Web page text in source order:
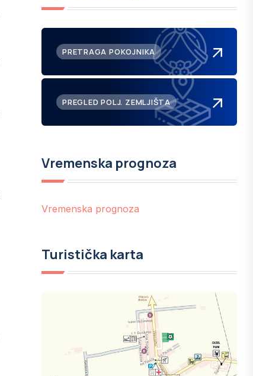
PRETRAGA POKOJNIKA
PREGLED POLJ. ZEMLJIŠTA
Vremenska prognoza
Vremenska prognoza
Turistička karta